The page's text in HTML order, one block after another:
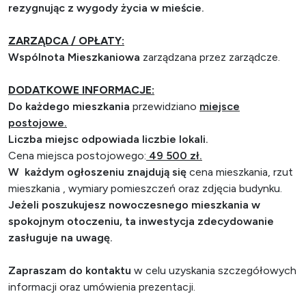
rezygnując z wygody życia w mieście.
ZARZĄDCA / OPŁATY:
Wspólnota Mieszkaniowa zarządzana przez zarządcze.
DODATKOWE INFORMACJE:
Do każdego mieszkania przewidziano miejsce
postojowe.
Liczba miejsc odpowiada liczbie lokali.
Cena miejsca postojowego: 49 500 zł.
W każdym ogłoszeniu znajdują się cena mieszkania, rzut
mieszkania , wymiary pomieszczeń oraz zdjęcia budynku.
Jeżeli poszukujesz nowoczesnego mieszkania w
spokojnym otoczeniu, ta inwestycja zdecydowanie
zasługuje na uwagę.
Zapraszam do kontaktu w celu uzyskania szczegółowych
informacji oraz umówienia prezentacji.